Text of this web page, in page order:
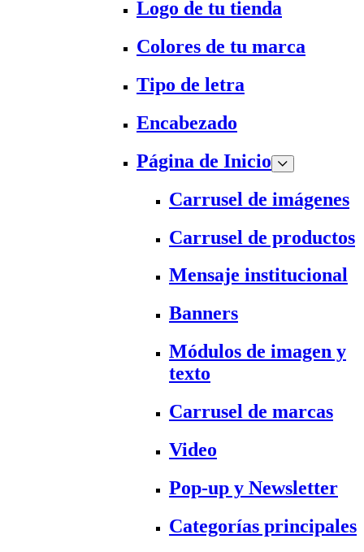
Logo de tu tienda
Colores de tu marca
Tipo de letra
Encabezado
Página de Inicio
Carrusel de imágenes
Carrusel de productos
Mensaje institucional
Banners
Módulos de imagen y
texto
Carrusel de marcas
Video
Pop-up y Newsletter
Categorías principales